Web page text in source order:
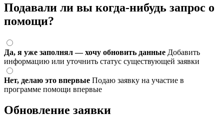
Подавали ли вы когда-нибудь запрос о
помощи?
Да, я уже заполнял — хочу обновить данные Добавить
информацию или уточнить статус существующей заявки
Нет, делаю это впервые Подаю заявку на участие в
программе помощи впервые
Обновление заявки